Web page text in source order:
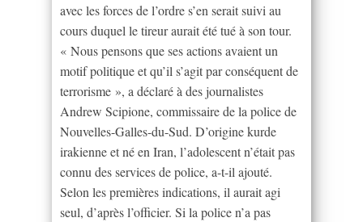
avec les forces de l’ordre s’en serait suivi au
cours duquel le tireur aurait été tué à son tour.
« Nous pensons que ses actions avaient un
motif politique et qu’il s’agit par conséquent de
terrorisme », a déclaré à des journalistes
Andrew Scipione, commissaire de la police de
Nouvelles-Galles-du-Sud. D’origine kurde
irakienne et né en Iran, l’adolescent n’était pas
connu des services de police, a-t-il ajouté.
Selon les premières indications, il aurait agi
seul, d’après l’officier. Si la police n’a pas